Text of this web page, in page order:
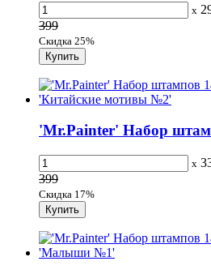
x
399
Скидка 25%
'Mr.Painter' Набор
x
399
Скидка 17%